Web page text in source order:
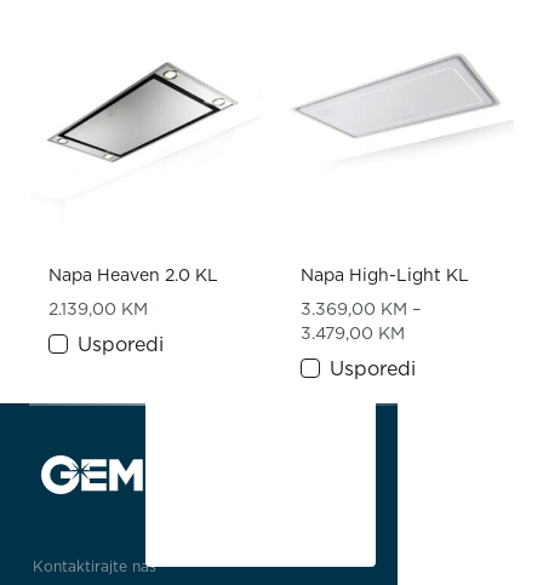
Napa Heaven 2.0 KL
2.139,00 KM
Usporedi
Napa High-Light KL
3.369,00 KM –
3.479,00 KM
Usporedi
Kontaktirajte nas